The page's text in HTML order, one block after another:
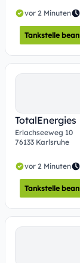
vor 2 Minuten
Tankstelle
TotalEnergies
Erlachseeweg 10
76133 Karlsruhe
vor 2 Minuten
Tankstelle